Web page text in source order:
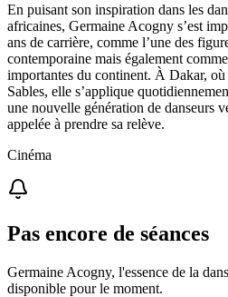
En puisant son inspiration dans les
africaines, Germaine Acogny s’est
ans de carrière, comme l’une des
contemporaine mais également
importantes du continent. À Dakar,
Sables, elle s’applique
une nouvelle génération de danseurs
appelée à prendre sa relève.
Cinéma
Pas encore de séances
Germaine Acogny, l'essence de la
disponible pour le moment.